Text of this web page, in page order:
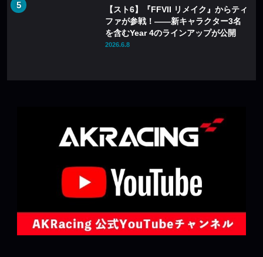
【スト6】『FFVII リメイク』からティ
ファが参戦！――新キャラクター3名
を含むYear 4のラインアップが公開
2026.6.8